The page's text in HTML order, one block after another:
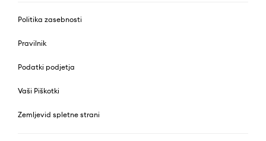
Politika zasebnosti
Pravilnik
Podatki podjetja
Vaši Piškotki
Zemljevid spletne strani